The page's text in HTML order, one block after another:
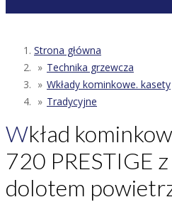
Strona główna
Technika grzewcza
Wkłady kominkowe. kasety
Tradycyjne
Wkład kominkowy UNIFLAM
720 PRESTIGE
dolotem